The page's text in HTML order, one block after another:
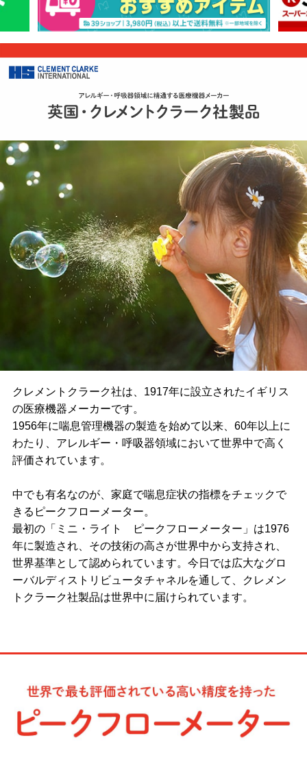
クレメントクラーク社は、1917年に設立されたイギリス
の医療機器メーカーです。
1956年に喘息管理機器の製造を始めて以来、60年以上に
わたり、アレルギー・呼吸器領域において世界中で高く
評価されています。
中でも有名なのが、家庭で喘息症状の指標をチェックで
きるピークフローメーター。
最初の「ミニ・ライト ピークフローメーター」は1976
年に製造され、その技術の高さが世界中から支持され、
世界基準として認められています。今日では広大なグロ
ーバルディストリビュータチャネルを通して、クレメン
トクラーク社製品は世界中に届けられています。